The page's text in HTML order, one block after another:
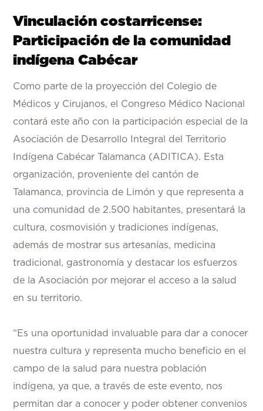
Vinculación costarricense:
Participación de la comunidad
indígena Cabécar
Como parte de la proyección del Colegio de
Médicos y Cirujanos, el Congreso Médico Nacional
contará este año con la participación especial de la
Asociación de Desarrollo Integral del Territorio
Indígena Cabécar Talamanca (ADITICA). Esta
organización, proveniente del cantón de
Talamanca, provincia de Limón y que representa a
una comunidad de 2.500 habitantes, presentará la
cultura, cosmovisión y tradiciones indígenas,
además de mostrar sus artesanías, medicina
tradicional, gastronomía y destacar los esfuerzos
de la Asociación por mejorar el acceso a la salud
en su territorio.
“Es una oportunidad invaluable para dar a conocer
nuestra cultura y representa mucho beneficio en el
campo de la salud para nuestra población
indígena, ya que, a través de este evento, nos
permitan dar a conocer y poder obtener convenios